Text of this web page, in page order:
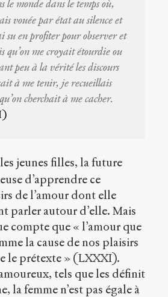
le monde dans le temps où,
vouée par état au silence et
su en profiter pour observer et
qu’on me croyait étourdie ou
peu à la vérité les discours
à me tenir, je recueillais
cherchait à me cacher.
jeunes filles, la future
d’apprendre ce
de l’amour dont elle
parler autour d’elle. Mais
compte que « l’amour que
la cause de nos plaisirs
le prétexte » (LXXXI).
tels que les définit
la femme n’est pas égale à